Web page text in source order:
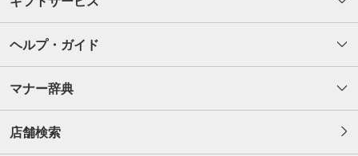
ヘルプ・ガイド
マナー辞典
店舗検索